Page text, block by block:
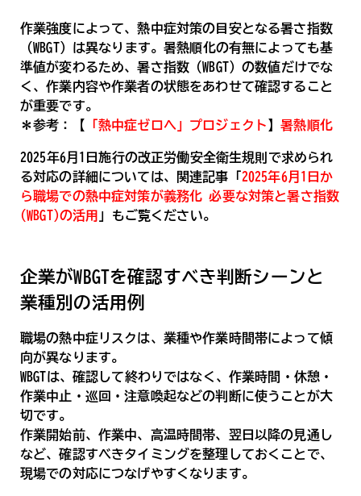
作業強度によって、熱中症対策の目安となる暑さ指数
（WBGT）は異なります。暑熱順化の有無によっても基
準値が変わるため、暑さ指数（WBGT）の数値だけでな
く、作業内容や作業者の状態をあわせて確認すること
が重要です。
＊参考：【
「熱中症ゼロへ」プロジェクト 】暑熱順化
2025年6月1日施行の改正労働安全衛生規則で求められ
る対応の詳細については、関連記事「 2025年6月1日か
ら職場での熱中症対策が義務化 必要な対策と暑さ指数
(WBGT)の活用 」もご覧ください。
企業がWBGTを確認すべき判断シーンと
業種別の活用例
職場の熱中症リスクは、業種や作業時間帯によって傾
向が異なります。
WBGTは、確認して終わりではなく、作業時間・休憩・
作業中止・巡回・注意喚起などの判断に使うことが大
切です。
作業開始前、作業中、高温時間帯、翌日以降の見通し
など、確認すべきタイミングを整理しておくことで、
現場での対応につなげやすくなります。